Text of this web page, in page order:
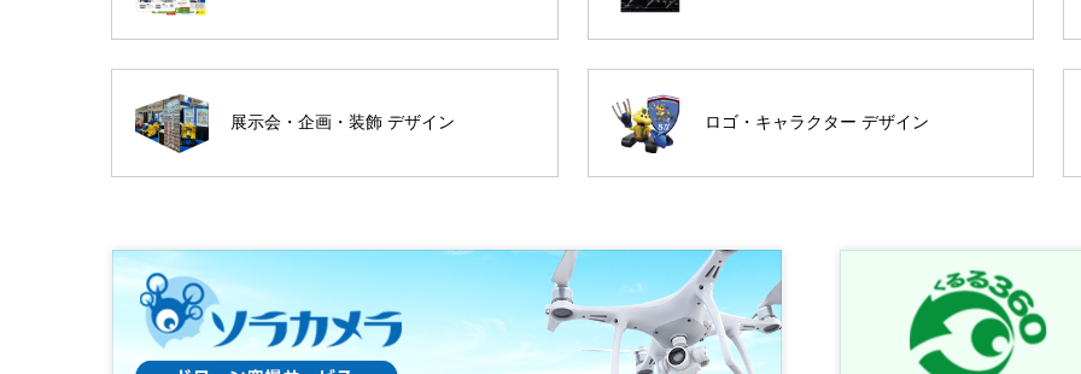
展示会・企画・装飾 デザイン ロゴ・キャラクター デザイン